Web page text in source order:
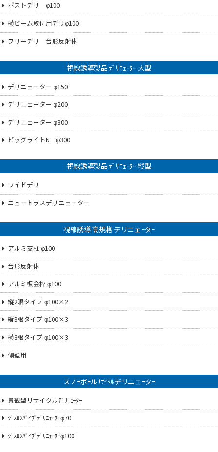
ポストデリ φ100
横ビーム取付用デリφ100
フリーデリ 台形反射体
視線誘導製品 ﾃﾞﾘﾆｪｰﾀｰ 大型
デリニェーター φ150
デリニェーター φ200
デリニェーター φ300
ビッグライトN φ300
視線誘導製品 ﾃﾞﾘﾆｪｰﾀｰ 縦型
ワイドデリ
ニュートラスデリニェーター
視線誘導 高規格 デリニェｰタｰ
アルミ支柱 φ100
台形反射体
アルミ板金枠 φ100
縦2眼タイプ φ100×2
縦3眼タイプ φ100×3
横3眼タイプ φ100×3
側壁用
スノｰポｰルﾘｻｲｸﾙデリニェｰタｰ
景観型リサイクルﾃﾞﾘﾆｪｰﾀｰ
ｼﾞｽﾛﾝﾊﾟｲﾌﾟﾃﾞﾘﾆｪｰﾀｰφ70
ｼﾞｽﾛﾝﾊﾟｲﾌﾟﾃﾞﾘﾆｪｰﾀｰφ100